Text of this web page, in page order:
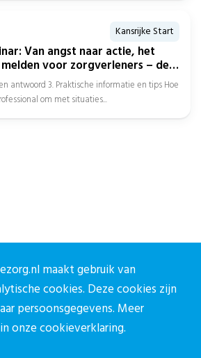
Kansrijke Start
Van angst naar actie, het
voor zorgverleners – deel
antwoord 3. Praktische informatie en tips Hoe
om met situaties...
maakt gebruik van
cookies. Deze cookies zijn
persoonsgegevens. Meer
onzecookieverklaring.